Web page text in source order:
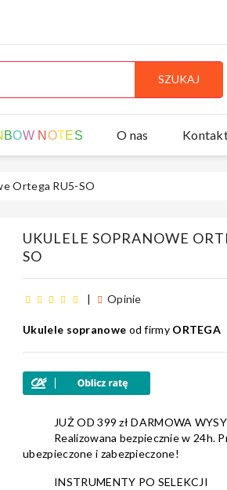
SZUKAJ
BOW N OTES O nas
Ortega RU5-SO
UKULELE SOPRANOWE
SO
| Opinie
5 4
4 0
2
Ukulele sopranowe od firmy ORTEGA
JUŻ OD 399 zł DARMOWA
Realizowana bezpiecznie w 24h.
ubezpieczone i zabezpieczone!
INSTRUMENTY PO SELEKCJI